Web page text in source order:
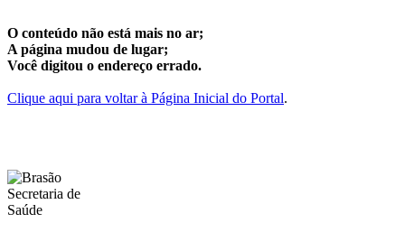
O conteúdo não está mais no ar;
A página mudou de lugar;
Você digitou o endereço errado.
Clique aqui para voltar à Página Inicial do Portal.